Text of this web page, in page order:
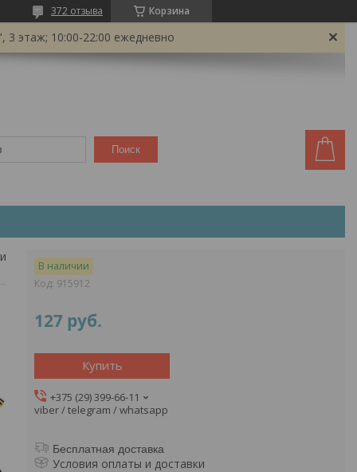
Корзина
372 отзыва
3 этаж; 10:00-22:00 ежедневно
Поиск
В наличии
Код: 915912
127 руб.
Купить
+375 (29) 399-66-11
viber / telegram / whatsapp
Бесплатная доставка
Условия оплаты и доставки